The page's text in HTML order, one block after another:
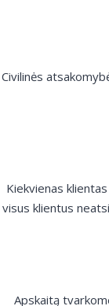
Civilinės
Kiekvienas
visus klientus
Apskaitą